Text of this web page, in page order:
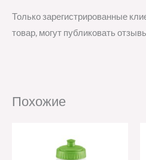
Только зарегистрированные
товар, могут публиковать
Похожие